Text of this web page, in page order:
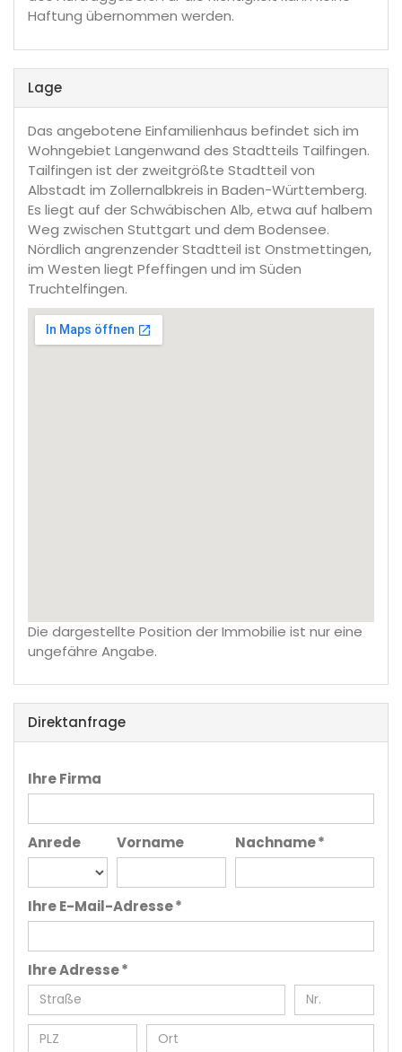
Haftung übernommen werden.
Lage
Das angebotene Einfamilienhaus befindet sich im
Wohngebiet Langenwand des Stadtteils Tailfingen.
Tailfingen ist der zweitgrößte Stadtteil von
Albstadt im Zollernalbkreis in Baden-Württemberg.
Es liegt auf der Schwäbischen Alb, etwa auf halbem
Weg zwischen Stuttgart und dem Bodensee.
Nördlich angrenzender Stadtteil ist Onstmettingen,
im Westen liegt Pfeffingen und im Süden
Truchtelfingen.
Die dargestellte Position der Immobilie ist nur eine
ungefähre Angabe.
Direktanfrage
Ihre Firma
Anrede Vorname Nachname *
Ihre E-Mail-Adresse *
Ihre Adresse *